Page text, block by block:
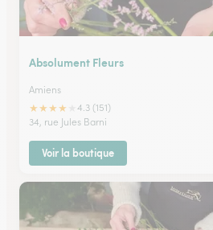
Absolument Fleurs
Amiens
★★★★
4.3 (151)
34, rue Jules Barni
Voir la boutique